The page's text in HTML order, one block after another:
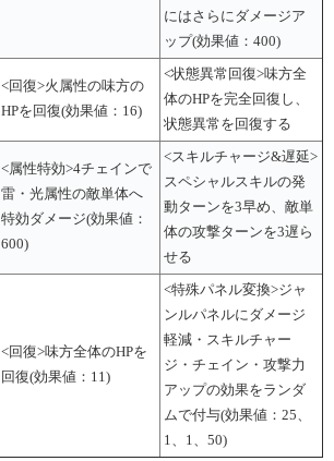
にはさらにダメージア
ップ(効果値：400)
<回復>火属性の味方の
HPを回復(効果値：16)
<状態異常回復>味方全
体のHPを完全回復し、
状態異常を回復する
<属性特効>4チェインで
雷・光属性の敵単体へ
特効ダメージ(効果値：
600)
<スキルチャージ&遅延>
スペシャルスキルの発
動ターンを3早め、敵単
体の攻撃ターンを3遅ら
せる
<回復>味方全体のHPを
回復(効果値：11)
<特殊パネル変換>ジャ
ンルパネルにダメージ
軽減・スキルチャー
ジ・チェイン・攻撃力
アップの効果をランダ
ムで付与(効果値：25、
1、1、50)